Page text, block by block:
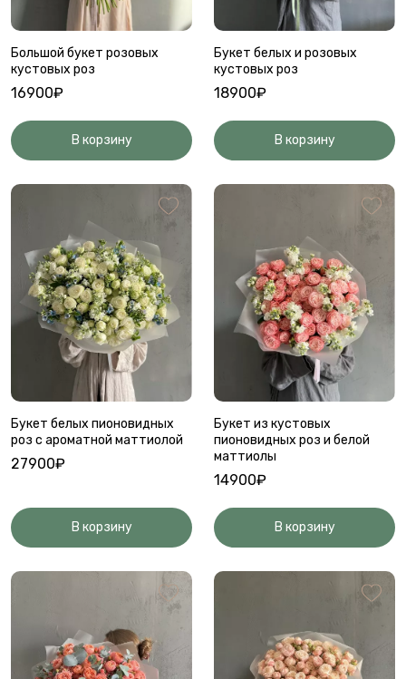
Большой букет розовых
кустовых роз
16900₽
В корзину
Букет белых и розовых
кустовых роз
18900₽
В корзину
Букет белых пионовидных
роз с ароматной маттиолой
27900₽
В корзину
Букет из кустовых
пионовидных роз и белой
маттиолы
14900₽
В корзину